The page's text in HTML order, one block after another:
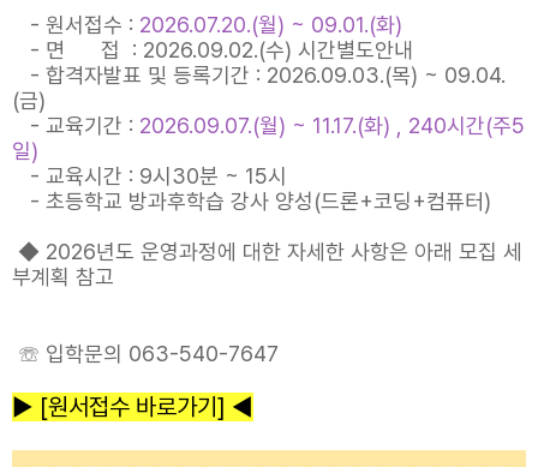
- 원서접수 : 2026.07.20.(월) ~ 09.01.(화)
- 면 접 : 2026.09.02.(수) 시간별도안내
- 합격자발표 및 등록기간 : 2026.09.03.(목) ~ 09.04.
(금)
- 교육기간 : 2026.09.07.(월) ~ 11.17.(화) , 240시간(주5
일)
- 교육시간 : 9시30분 ~ 15시
- 초등학교 방과후학습 강사 양성(드론+코딩+컴퓨터)
◆ 2026년도 운영과정에 대한 자세한 사항은 아래 모집 세
부계획 참고
☏ 입학문의 063-540-7647
▶ [원서접수 바로가기] ◀